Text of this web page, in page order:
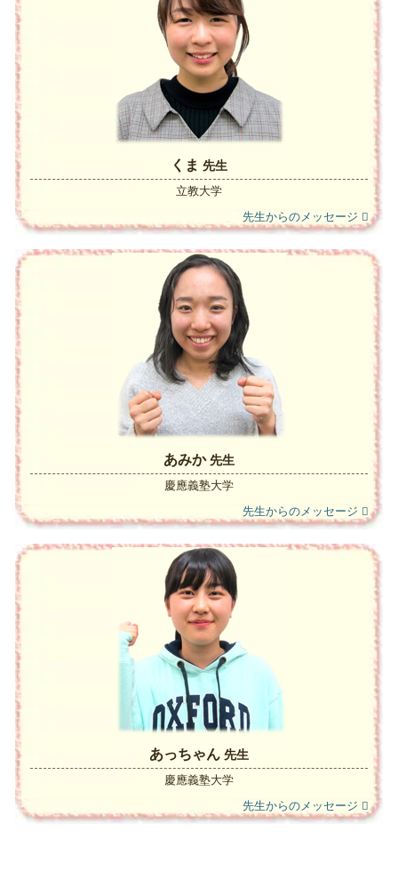
くま 先生
立教大学
先生からのメッセージ
あみか 先生
慶應義塾大学
先生からのメッセージ
あっちゃん 先生
慶應義塾大学
先生からのメッセージ